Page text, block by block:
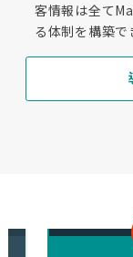
客情報は全て
る体制を構築で